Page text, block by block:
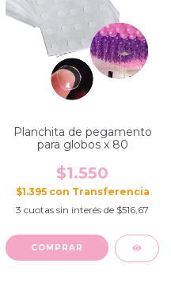
Planchita de pegamento
para globos x 80
$1.550
$1.395 con
3 cuotas sin interés de $516,67